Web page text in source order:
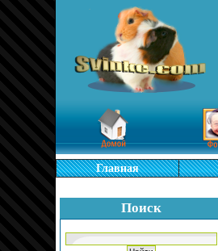
Главная
Поиск